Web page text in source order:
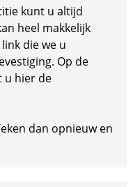
kunt u altijd
heel makkelijk
die we u
Op de
u hier de
dan opnieuw en